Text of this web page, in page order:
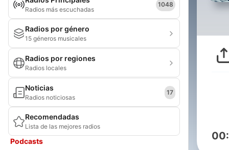
Radios más escuchadas
1048
Radios por género
15 géneros musicales
Radios por regiones
Radios locales
Noticias
Radios noticiosas
17
Recomendadas
Lista de las mejores radios
Podcasts